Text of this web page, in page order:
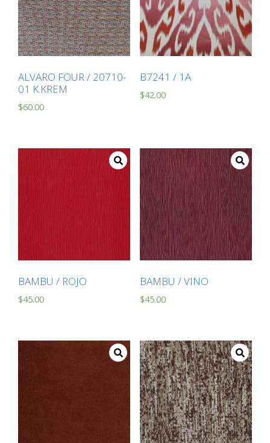
ALVARO FOUR / 20710-
01 K.KREM
$60.00
B7241 / 1A
$42.00
BAMBU / ROJO
$45.00
BAMBU / VINO
$45.00